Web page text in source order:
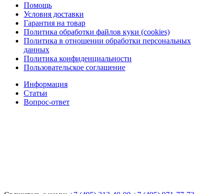
Помощь
Условия доставки
Гарантия на товар
Политика обработки файлов куки (cookies)
Политика в отношении обработки персональных
данных
Политика конфиденциальности
Пользовательское соглашение
Информация
Статьи
Вопрос-ответ